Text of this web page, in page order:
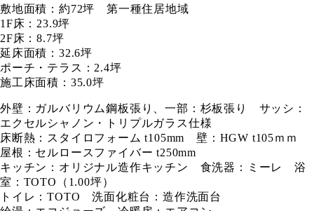
敷地面積：約72坪 第一種住居地域
1F床：23.9坪
2F床：8.7坪
延床面積：32.6坪
ポーチ・テラス：2.4坪
施工床面積：35.0坪
外壁：ガルバリウム鋼板張り、一部：杉板張り サッシ：
エクセルシャノン・トリプルガラス仕様
床断熱：スタイロフォーム t105mm 壁：HGW t105ｍｍ
屋根：セルロースファイバー t250mm
キッチン：オリジナル造作キッチン 食洗器：ミーレ 浴
室：TOTO（1.00坪）
トイレ：TOTO 洗面化粧台：造作洗面台